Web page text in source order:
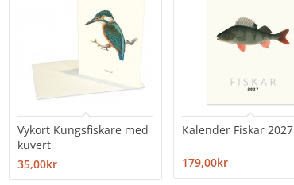
Vykort Kungsfiskare med
kuvert
35,00kr
Kalender Fiskar 2027
179,00kr